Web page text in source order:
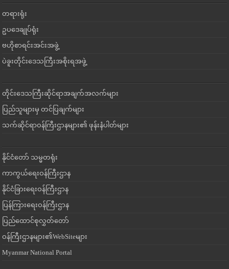
တရားရုံး
ဥပဒေချုပ်ရုံး
ဗဟိုစာရင်းအင်းအဖွဲ့
ပဲခူးတိုင်းဒေသကြီးအစိုးရအဖွဲ့
တိုင်းဒေသကြီးဆိုင်ရာအချက်အလက်များ
ပြည်သူများမှ တင်ပြချက်များ
သက်ဆိုင်ရာဝန်ကြီးဌာနများ၏ ဖုန်းနံပါတ်များ
နိုင်ငံတော် သမ္မတရုံး
ကာကွယ်ရေးဝန်ကြီးဌာန
နိုင်ငံခြားရေးဝန်ကြီးဌာန
ပြန်ကြားရေးဝန်ကြီးဌာန
ပြည်ထောင်စုလွှတ်တော်
ဝန်ကြီးဌာနများ၏WebSiteများ
Myanmar National Portal